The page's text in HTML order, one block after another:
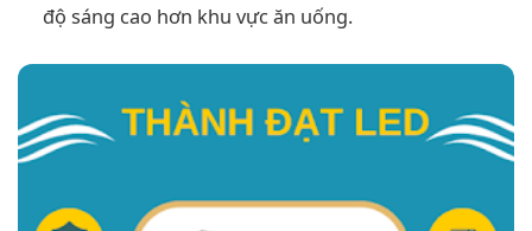
độ sáng cao hơn khu vực ăn uống.